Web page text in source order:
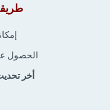
الحصول
أخر تحديث